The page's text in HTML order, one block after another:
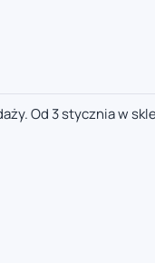
Od 3 stycznia w